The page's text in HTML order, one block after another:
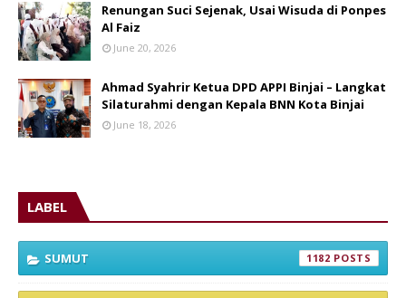
Renungan Suci Sejenak, Usai Wisuda di Ponpes
Al Faiz
June 20, 2026
Ahmad Syahrir Ketua DPD APPI Binjai – Langkat
Silaturahmi dengan Kepala BNN Kota Binjai
June 18, 2026
LABEL
SUMUT 1182